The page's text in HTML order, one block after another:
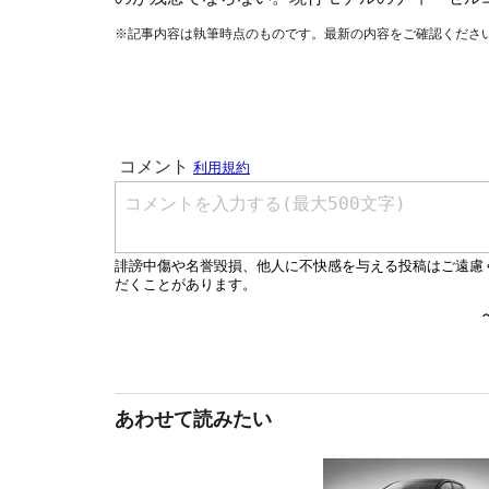
※記事内容は執筆時点のものです。最新の内容をご確認くださ
あわせて読みたい